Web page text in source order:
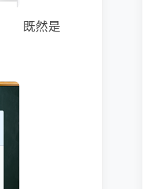
既然是